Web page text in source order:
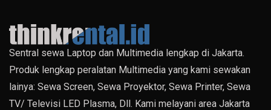
Sentral sewa Laptop dan Multimedia lengkap di Jakarta.
Produk lengkap peralatan Multimedia yang kami sewakan
lainya: Sewa Screen, Sewa Proyektor, Sewa Printer, Sewa
TV/ Televisi LED Plasma, Dll. Kami melayani area Jakarta